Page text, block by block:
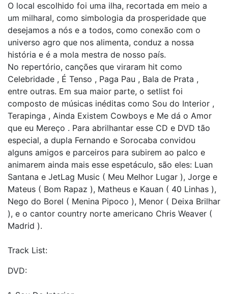
O local escolhido foi uma ilha, recortada em meio a
um milharal, como simbologia da prosperidade que
desejamos a nós e a todos, como conexão com o
universo agro que nos alimenta, conduz a nossa
história e é a mola mestra de nosso país.
No repertório, canções que viraram hit como
Celebridade , É Tenso , Paga Pau , Bala de Prata ,
entre outras. Em sua maior parte, o setlist foi
composto de músicas inéditas como Sou do Interior ,
Terapinga , Ainda Existem Cowboys e Me dá o Amor
que eu Mereço . Para abrilhantar esse CD e DVD tão
especial, a dupla Fernando e Sorocaba convidou
alguns amigos e parceiros para subirem ao palco e
animarem ainda mais esse espetáculo, são eles: Luan
Santana e JetLag Music ( Meu Melhor Lugar ), Jorge e
Mateus ( Bom Rapaz ), Matheus e Kauan ( 40 Linhas ),
Nego do Borel ( Menina Pipoco ), Menor ( Deixa Brilhar
), e o cantor country norte americano Chris Weaver (
Madrid ).
Track List:
DVD: